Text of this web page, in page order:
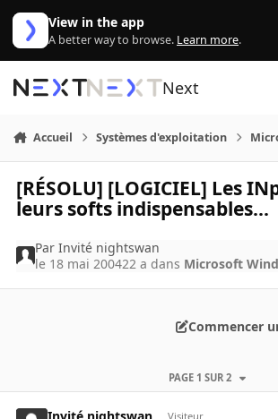
Aller au contenu
View in the app
A better way to browse. Learn more.
Next
Accueil Systèmes d'exploitation
[RÉSOLU] [LOGICIEL] Les
leurs softs indispensables...
ParInvité nightswan
le 18 mai 200422 a dans Microsoft
Commencer
PAGE 1 SUR 2
Visiteur